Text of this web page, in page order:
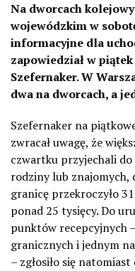
Na dworcach
wojewódzkim w
informacyjne dla
zapowiedział w
Szefernaker. W
dwa na dworcach, a
Szefernaker na
zwracał uwagę, że
czwartku przyjechali
rodziny lub znajomych,
granicę przekroczyło
ponad 25 tysięcy. Do
punktów recepcyjnych
granicznych i jednym
– zgłosiło się natomiast